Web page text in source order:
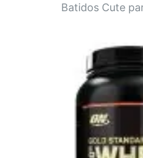
Batidos Cute